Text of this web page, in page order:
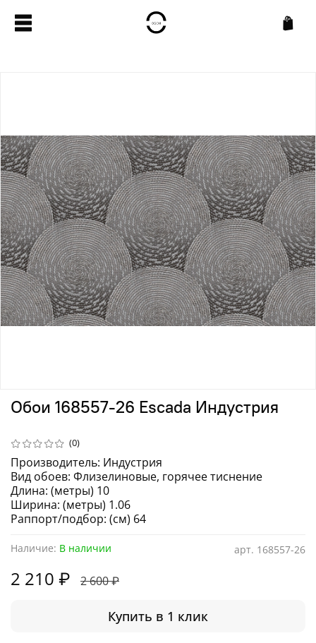
(0)
арт. 168557-26
Наличие: В наличии
Обои 168557-26 Escada Индустрия
2 210 ₽ 2 600 ₽
Купить в 1 клик
Производитель: Индустрия
Вид обоев: Флизелиновые, горячее тиснение
Длина: (метры) 10
Ширина: (метры) 1.06
Раппорт/подбор: (см) 64